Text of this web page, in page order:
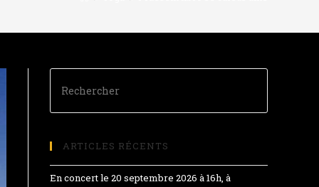
ARTICLES RÉCENTS
En concert le 20 septembre 2026 à 16h, à